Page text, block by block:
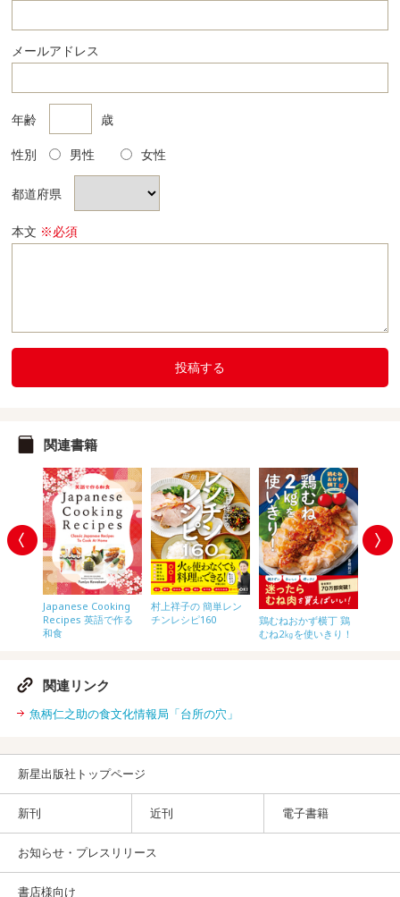
メールアドレス
年齢 歳
性別 男性 女性
都道府県
本文 ※必須
投稿する
関連書籍
Japanese Cooking
Recipes 英語で作る
和食
村上祥子の 簡単レン
チンレシピ160
鶏むねおかず横丁 鶏
むね2㎏を使いきり！
関連リンク
魚柄仁之助の食文化情報局「台所の穴」
新星出版社トップページ
新刊 近刊 電子書籍
お知らせ・プレスリリース
書店様向け